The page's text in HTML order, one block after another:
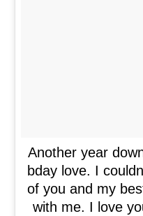
Another year
bday love. I
of you and my
with me. I love